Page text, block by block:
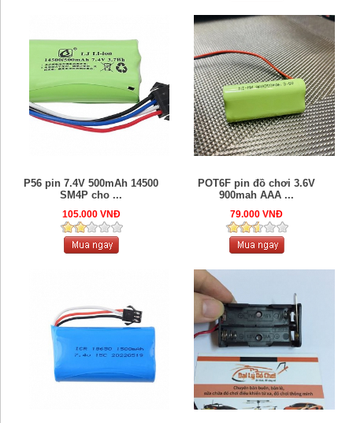
P56 pin 7.4V 500mAh 14500
SM4P cho ...
105.000 VNĐ
POT6F pin đồ chơi 3.6V
900mah AAA ...
79.000 VNĐ